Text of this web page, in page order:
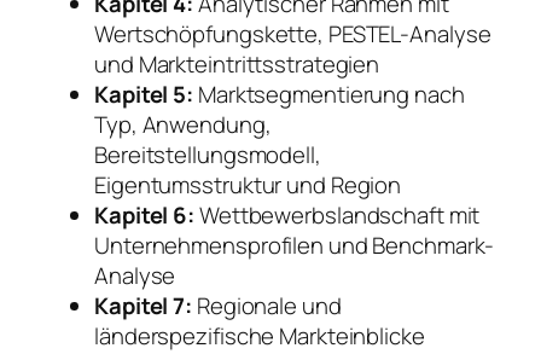
Wertschöpfungskette, PESTEL-Analyse
und Markteintrittsstrategien
Kapitel 5: Marktsegmentierung nach
Typ, Anwendung,
Bereitstellungsmodell,
Eigentumsstruktur und Region
Kapitel 6:Wettbewerbslandschaft mit
Unternehmensprofilen und Benchmark-
Analyse
Kapitel 7: Regionale und
länderspezifische Markteinblicke